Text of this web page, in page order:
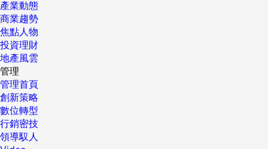
產業動態
商業趨勢
焦點人物
投資理財
地產風雲
管理
管理首頁
創新策略
數位轉型
行銷密技
領導馭人